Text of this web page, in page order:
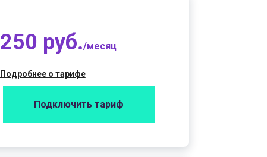
250 руб./месяц
Подробнее о тарифе
Подключить тариф